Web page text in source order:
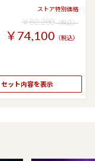
ストア特別価格
￥82,280（税込）
￥74,100 （税込）
セット内容を表示